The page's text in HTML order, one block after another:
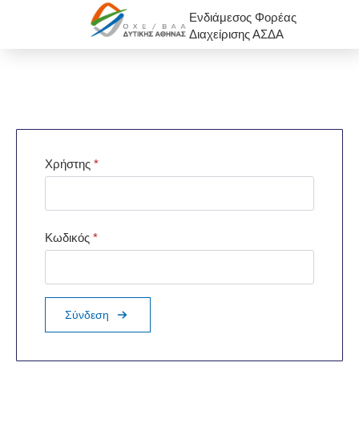
Ενδιάμεσος Φορέας
Διαχείρισης ΑΣΔΑ
Χρήστης *
Κωδικός *
Σύνδεση